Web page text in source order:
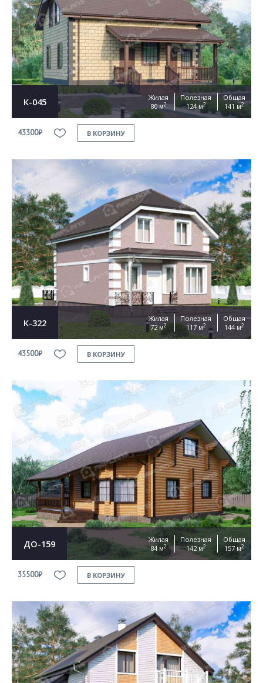
К-045
Жилая
80 м2
Полезная
124 м2
Общая
141 м2
43300₽ В КОРЗИНУ
К-322
Жилая
72 м2
Полезная
117 м2
Общая
144 м2
43500₽ В КОРЗИНУ
ДО-159
Жилая
84 м2
Полезная
142 м2
Общая
157 м2
35500₽ В КОРЗИНУ